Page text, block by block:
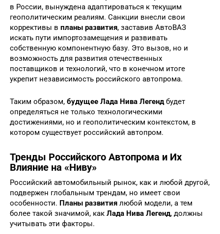
в России, вынуждена адаптироваться к текущим
геополитическим реалиям. Санкции внесли свои
коррективы в планы развития, заставив АвтоВАЗ
искать пути импортозамещения и развивать
собственную компонентную базу. Это вызов, но и
возможность для развития отечественных
поставщиков и технологий, что в конечном итоге
укрепит независимость российского автопрома.
Таким образом, будущее Лада Нива Легендбудет
определяться не только технологическими
достижениями, но и геополитическим контекстом, в
котором существует российский автопром.
Тренды Российского Автопрома и Их
Влияние на «Ниву»
Российский автомобильный рынок, как и любой другой,
подвержен глобальным трендам, но имеет свои
особенности. Планы развития любой модели, а тем
более такой значимой, как Лада Нива Легенд, должны
учитывать эти факторы.